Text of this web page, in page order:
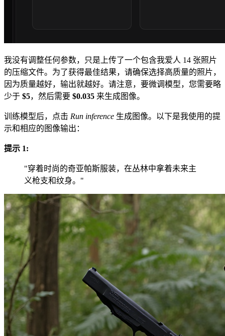
我没有调整任何参数，只是上传了一个包含我爱人 14 张照片
的压缩文件。为了获得最佳结果，请确保选择高质量的照片，
因为质量越好，输出就越好。请注意，要微调模型，您需要略
少于 $5，然后需要 $0.035 来生成图像。
训练模型后，点击 Run inference 生成图像。以下是我使用的提
示和相应的图像输出：
提示 1:
"穿着时尚的奇亚帕斯服装，在丛林中拿着未来主
义枪支和纹身。"